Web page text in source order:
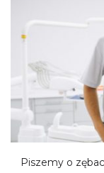
Piszemy o